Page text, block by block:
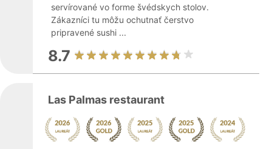
servírované vo forme švédskych stolov.
Zákazníci tu môžu ochutnať čerstvo
pripravené sushi ...
8.7
Las Palmas restaurant